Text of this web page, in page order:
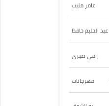
عامر منيب
عبد الحليم حافظ
رامي صبري
مهرجانات